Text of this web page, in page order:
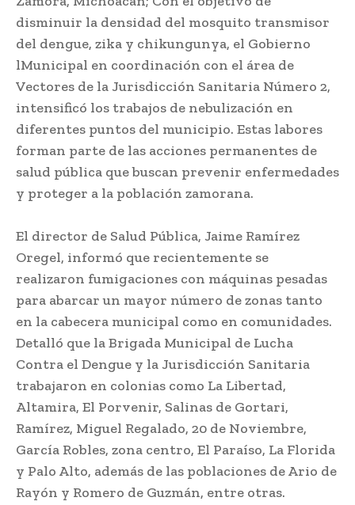
disminuir la densidad del mosquito transmisor
del dengue, zika y chikungunya, el Gobierno
lMunicipal en coordinación con el área de
Vectores de la Jurisdicción Sanitaria Número 2,
intensificó los trabajos de nebulización en
diferentes puntos del municipio. Estas labores
forman parte de las acciones permanentes de
salud pública que buscan prevenir enfermedades
y proteger a la población zamorana.
El director de Salud Pública, Jaime Ramírez
Oregel, informó que recientemente se
realizaron fumigaciones con máquinas pesadas
para abarcar un mayor número de zonas tanto
en la cabecera municipal como en comunidades.
Detalló que la Brigada Municipal de Lucha
Contra el Dengue y la Jurisdicción Sanitaria
trabajaron en colonias como La Libertad,
Altamira, El Porvenir, Salinas de Gortari,
Ramírez, Miguel Regalado, 20 de Noviembre,
García Robles, zona centro, El Paraíso, La Florida
y Palo Alto, además de las poblaciones de Ario de
Rayón y Romero de Guzmán, entre otras.